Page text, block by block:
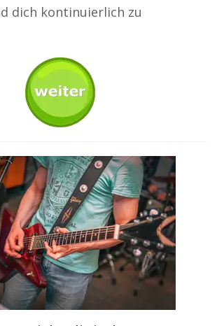
dich kontinuierlich zu